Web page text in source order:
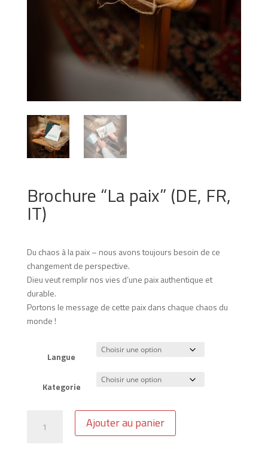
Brochure “La paix” (DE, FR,
IT)
Du chaos à la paix – nous avons toujours besoin de ce
changement de perspective.
Dieu veut remplir nos vies d’une paix authentique et
durable.
Portons le message de cette paix dans chaque chaos du
monde !
Langue
Kategorie
Ajouter au panier